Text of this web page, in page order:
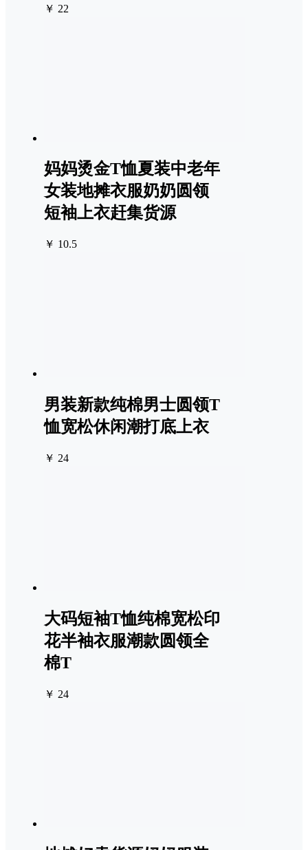
￥ 22
妈妈烫金T恤夏装中老年
女装地摊衣服奶奶圆领
短袖上衣赶集货源
￥ 10.5
男装新款纯棉男士圆领T
恤宽松休闲潮打底上衣
￥ 24
大码短袖T恤纯棉宽松印
花半袖衣服潮款圆领全
棉T
￥ 24